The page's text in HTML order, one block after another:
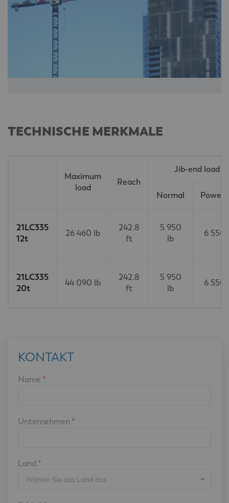
TECHNISCHE MERKMALE
Maximum
load
Reach
Jib-end load
Normal
21LC335
12t
26 460 lb
242.8
ft
5 950
lb
6 550
21LC335
20t
44 090 lb
242.8
ft
5 950
lb
6 550
KONTAKT
Name *
Unternehmen *
Land *
Wählen Sie das Land aus